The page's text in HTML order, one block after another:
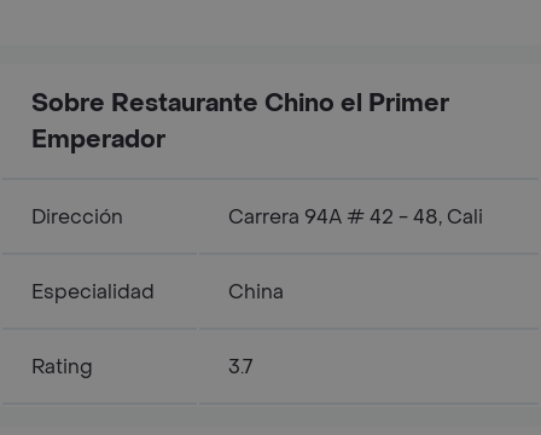
Sobre Restaurante Chino el Primer
Emperador
Dirección Carrera 94A # 42 - 48, Cali
Especialidad China
Rating 3.7